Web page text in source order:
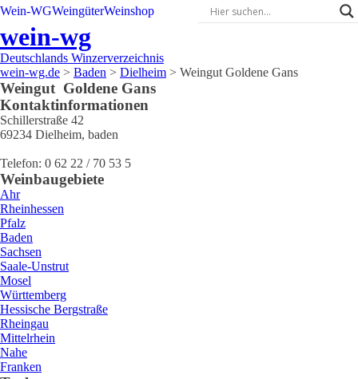
Wein-WGWeingüterWeinshop
wein-wg
Deutschlands Winzerverzeichnis
wein-wg.de > Baden > Dielheim > Weingut Goldene Gans
Weingut Goldene Gans
Kontaktinformationen
Schillerstraße 42
69234 Dielheim, baden
Telefon: 0 62 22 / 70 53 5
Weinbaugebiete
Ahr
Rheinhessen
Pfalz
Baden
Sachsen
Saale-Unstrut
Mosel
Württemberg
Hessische Bergstraße
Rheingau
Mittelrhein
Nahe
Franken